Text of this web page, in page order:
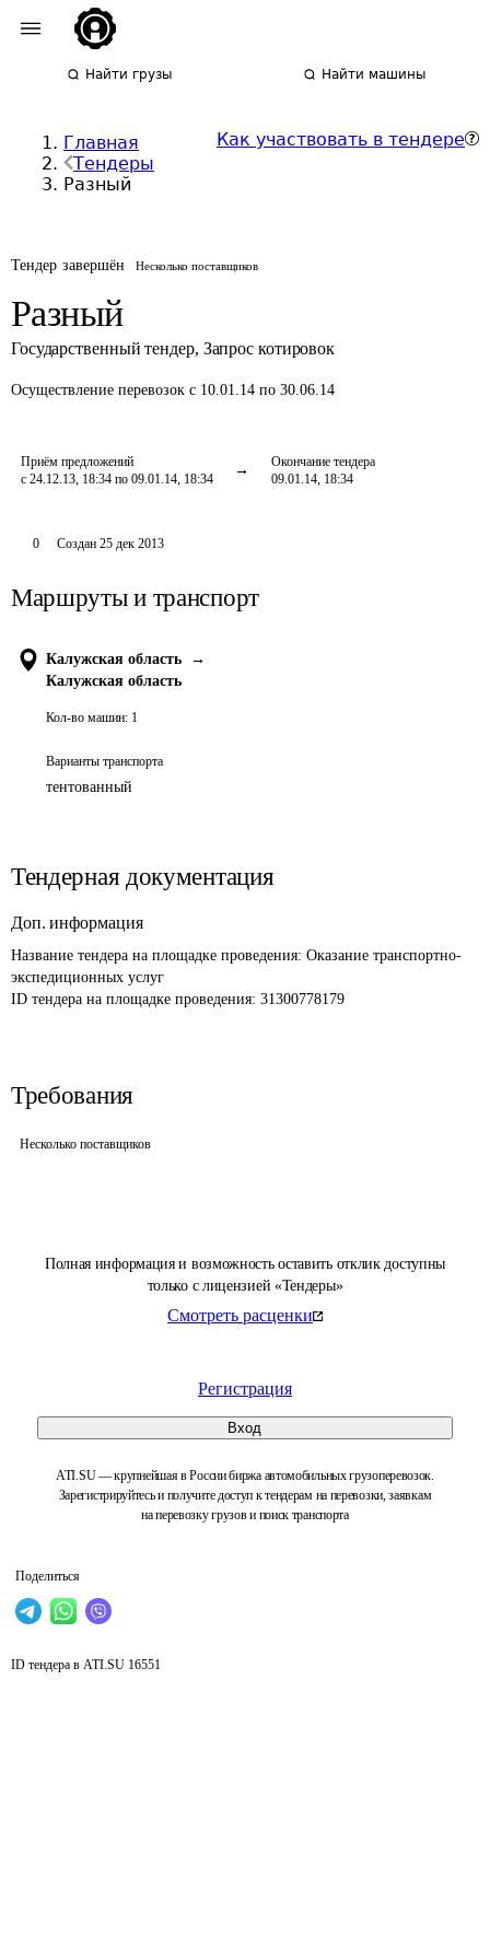
Найти грузы Найти машины
Главная
Тендеры
Разный
Как участвовать в тендере
Тендер завершён Несколько поставщиков
Разный
Государственный тендер, Запрос котировок
Осуществление перевозок с 10.01.14 по 30.06.14
Приём предложений
с 24.12.13, 18:34 по 09.01.14, 18:34
Окончание тендера
09.01.14, 18:34
Полная информация и возможность оставить отклик доступны
только с лицензией «Тендеры»
Смотреть расценки
Регистрация
Вход
ATI.SU — крупнейшая в России биржа автомобильных грузоперевозок.
Зарегистрируйтесь и получите доступ к тендерам на перевозки, заявкам
на перевозку грузов и поиск транспорта
Поделиться
0 Создан 25 дек 2013
Маршруты и транспорт
Калужская область
→
Калужская область
Кол-во машин: 1
Варианты транспорта
тентованный
Тендерная документация
Доп. информация
Название тендера на площадке проведения: Оказание транспортно-
экспедиционных услуг
ID тендера на площадке проведения: 31300778179
Требования
Несколько поставщиков
ID тендера в ATI.SU 16551